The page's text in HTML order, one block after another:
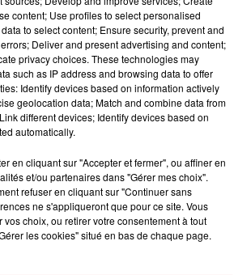
Destination Vacances : inscrivez-
vous !
Voir plus
content; Use profiles to select personalised
to select content; Ensure security, prevent and
Deliver and present advertising and content;
privacy choices. These technologies may
such as IP address and browsing data to offer
Identify devices based on information actively
geolocation data; Match and combine data from
different devices; Identify devices based on
automatically.
en cliquant sur "Accepter et fermer", ou affiner en
et/ou partenaires dans "Gérer mes choix".
refuser en cliquant sur "Continuer sans
ne s'appliqueront que pour ce site. Vous
vos choix, ou retirer votre consentement à tout
les cookies" situé en bas de chaque page.